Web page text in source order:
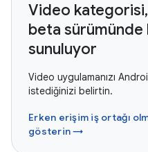
Video
beta sürümünde
sunuluyor
Video uygulamanızı
istediğinizi belirtin.
Erken erişim iş ortağı
gösterin →